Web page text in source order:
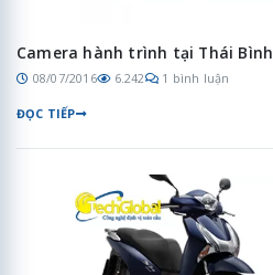
Camera hành trình tại Thái Bình
08/07/2016 6.242 1 bình luận
ĐỌC TIẾP